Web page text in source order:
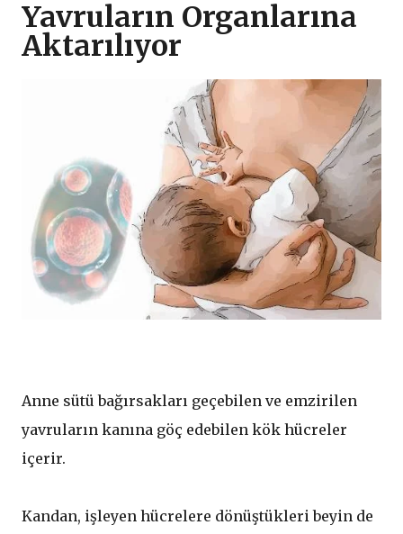
Yavruların Organlarına
Aktarılıyor
Anne sütü bağırsakları geçebilen ve emzirilen
yavruların kanına göç edebilen kök hücreler
içerir.
Kandan, işleyen hücrelere dönüştükleri beyin de